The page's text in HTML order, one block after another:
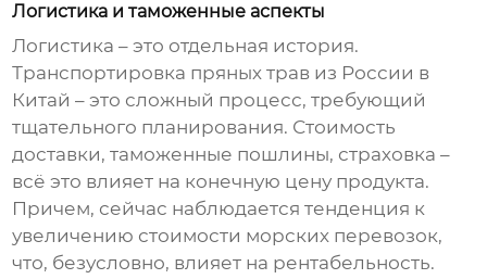
Логистика и таможенные аспекты
Логистика – это отдельная история.
Транспортировка пряных трав из России в
Китай – это сложный процесс, требующий
тщательного планирования. Стоимость
доставки, таможенные пошлины, страховка –
всё это влияет на конечную цену продукта.
Причем, сейчас наблюдается тенденция к
увеличению стоимости морских перевозок,
что, безусловно, влияет на рентабельность.